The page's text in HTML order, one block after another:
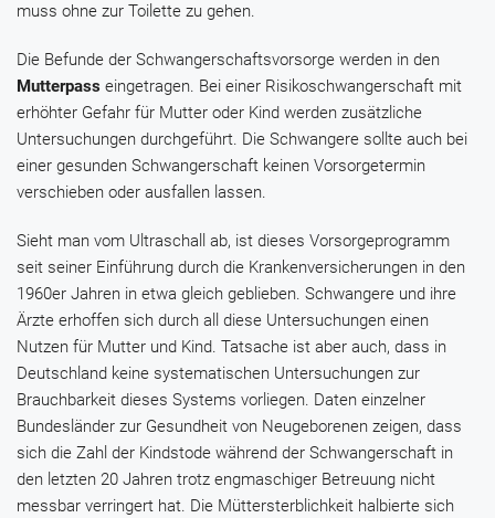
muss ohne zur Toilette zu gehen.
Die Befunde der Schwangerschaftsvorsorge werden in den
Mutterpass eingetragen. Bei einer Risikoschwangerschaft mit
erhöhter Gefahr für Mutter oder Kind werden zusätzliche
Untersuchungen durchgeführt. Die Schwangere sollte auch bei
einer gesunden Schwangerschaft keinen Vorsorgetermin
verschieben oder ausfallen lassen.
Sieht man vom Ultraschall ab, ist dieses Vorsorgeprogramm
seit seiner Einführung durch die Krankenversicherungen in den
1960er Jahren in etwa gleich geblieben. Schwangere und ihre
Ärzte erhoffen sich durch all diese Untersuchungen einen
Nutzen für Mutter und Kind. Tatsache ist aber auch, dass in
Deutschland keine systematischen Untersuchungen zur
Brauchbarkeit dieses Systems vorliegen. Daten einzelner
Bundesländer zur Gesundheit von Neugeborenen zeigen, dass
sich die Zahl der Kindstode während der Schwangerschaft in
den letzten 20 Jahren trotz engmaschiger Betreuung nicht
messbar verringert hat. Die Müttersterblichkeit halbierte sich